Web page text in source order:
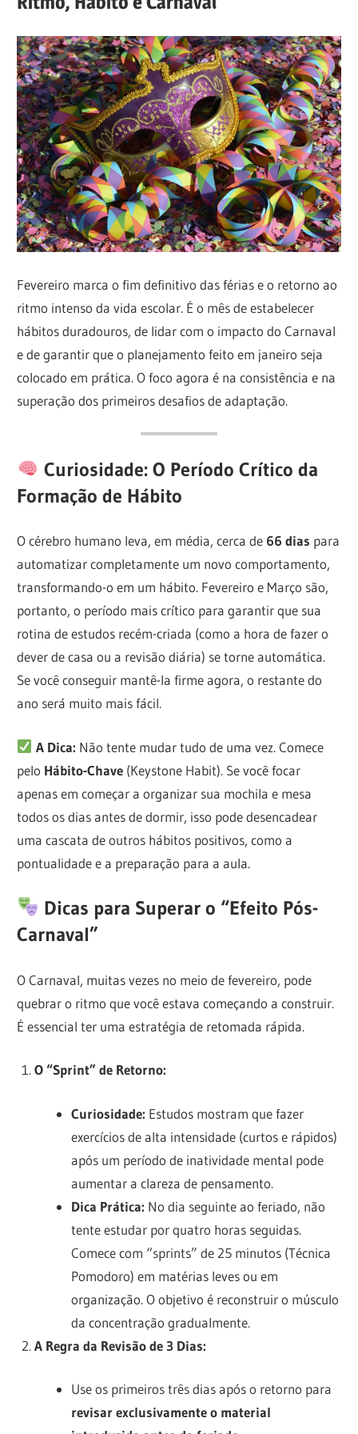
Fevereiro marca o fim definitivo das férias e o retorno ao
ritmo intenso da vida escolar. É o mês de estabelecer
hábitos duradouros, de lidar com o impacto do Carnaval
e de garantir que o planejamento feito em janeiro seja
colocado em prática. O foco agora é na consistência e na
superação dos primeiros desafios de adaptação.
Curiosidade: O Período Crítico da
Formação de Hábito
O cérebro humano leva, em média, cerca de 66 dias para
automatizar completamente um novo comportamento,
transformando-o em um hábito. Fevereiro e Março são,
portanto, o período mais crítico para garantir que sua
rotina de estudos recém-criada (como a hora de fazer o
dever de casa ou a revisão diária) se torne automática.
Se você conseguir mantê-la firme agora, o restante do
ano será muito mais fácil.
A Dica: Não tente mudar tudo de uma vez. Comece
pelo Hábito-Chave (Keystone Habit). Se você focar
apenas em começar a organizar sua mochila e mesa
todos os dias antes de dormir, isso pode desencadear
uma cascata de outros hábitos positivos, como a
pontualidade e a preparação para a aula.
Dicas para Superar o “Efeito Pós-
Carnaval”
O Carnaval, muitas vezes no meio de fevereiro, pode
quebrar o ritmo que você estava começando a construir.
É essencial ter uma estratégia de retomada rápida.
O “Sprint” de Retorno:
Curiosidade: Estudos mostram que fazer
exercícios de alta intensidade (curtos e rápidos)
após um período de inatividade mental pode
aumentar a clareza de pensamento.
Dica Prática: No dia seguinte ao feriado, não
tente estudar por quatro horas seguidas.
Comece com “sprints” de 25 minutos (Técnica
Pomodoro) em matérias leves ou em
organização. O objetivo é reconstruir o músculo
da concentração gradualmente.
A Regra da Revisão de 3 Dias:
Use os primeiros três dias após o retorno para
revisar exclusivamente o material